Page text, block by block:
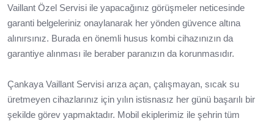
Vaillant Özel Servisi ile yapacağınız görüşmeler neticesinde
garanti belgeleriniz onaylanarak her yönden güvence altına
alınırsınız. Burada en önemli husus kombi cihazınızın da
garantiye alınması ile beraber paranızın da korunmasıdır.
Çankaya Vaillant Servisi arıza açan, çalışmayan, sıcak su
üretmeyen cihazlarınız için yılın istisnasız her günü başarılı bir
şekilde görev yapmaktadır. Mobil ekiplerimiz ile şehrin tüm